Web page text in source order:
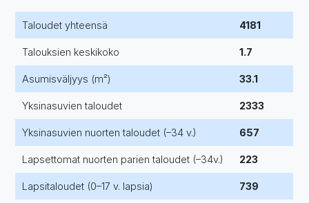
Taloudet yhteensä 4181
Talouksien keskikoko 1.7
Asumisväljyys (m²) 33.1
Yksinasuvien taloudet 2333
Yksinasuvien nuorten taloudet (–34 v.) 657
Lapsettomat nuorten parien taloudet (–34v.) 223
Lapsitaloudet (0–17 v. lapsia) 739